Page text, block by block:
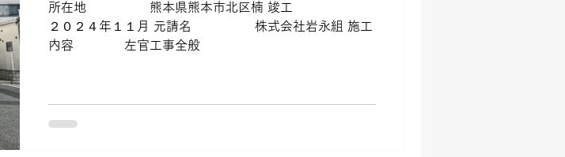
所在地 熊本県熊本市北区楠 竣工
２０２４年１１月 元請名 株式会社岩永組 施工
内容 左官工事全般